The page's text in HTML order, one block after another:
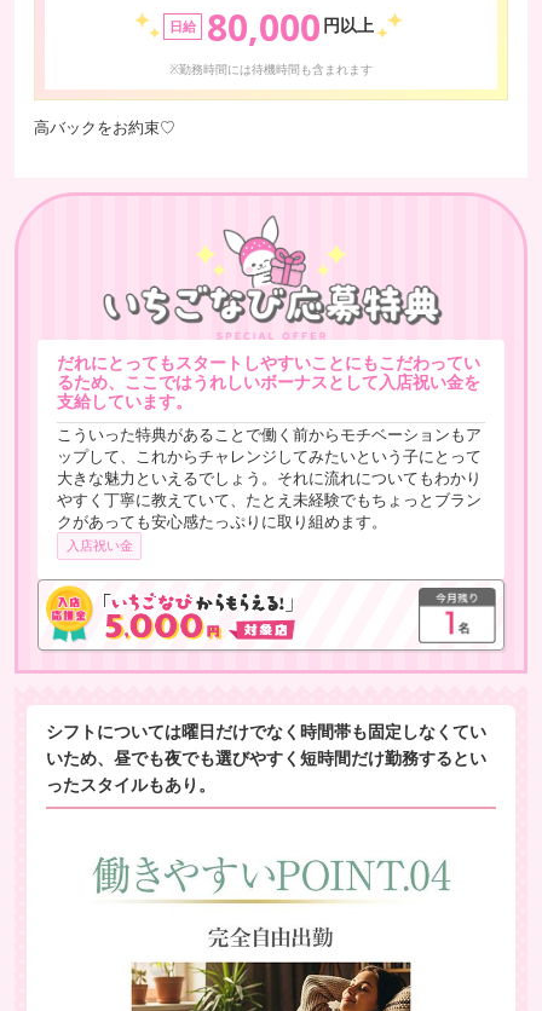
日給 80,000 円以上
※勤務時間には待機時間も含まれます
高バックをお約束♡
だれにとってもスタートしやすいことにもこだわってい
るため、ここではうれしいボーナスとして入店祝い金を
支給しています。
こういった特典があることで働く前からモチベーションもア
ップして、これからチャレンジしてみたいという子にとって
大きな魅力といえるでしょう。それに流れについてもわかり
やすく丁寧に教えていて、たとえ未経験でもちょっとブラン
クがあっても安心感たっぷりに取り組めます。
入店祝い金
シフトについては曜日だけでなく時間帯も固定しなくてい
いため、昼でも夜でも選びやすく短時間だけ勤務するとい
ったスタイルもあり。